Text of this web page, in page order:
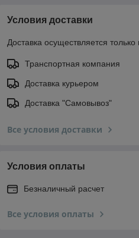
Условия доставки
Доставка осуществляется только
Транспортная компания
Доставка курьером
Доставка "Самовывоз"
Все условия доставки
Условия оплаты
Безналичный расчет
Все условия оплаты